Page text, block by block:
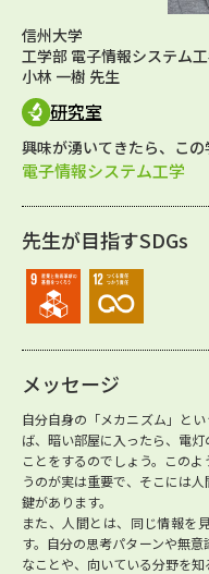
信州大学
工学部 電子情報システム
小林 一樹 先生
研究室
興味が湧いてきたら、この
電子情報システム工学
先生が目指すSDGs
メッセージ
自分自身の「メカニズム」と
ば、暗い部屋に入ったら、電
ことをするのでしょう。この
うのが実は重要で、そこには
鍵があります。
また、人間とは、同じ情報を
す。自分の思考パターンや無
なことや、向いている分野を知